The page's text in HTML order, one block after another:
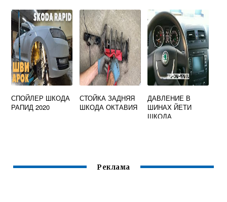
СПОЙЛЕР ШКОДА
РАПИД 2020
СТОЙКА ЗАДНЯЯ
ШКОДА ОКТАВИЯ
ДАВЛЕНИЕ В
ШИНАХ ЙЕТИ
ШКОДА
Реклама